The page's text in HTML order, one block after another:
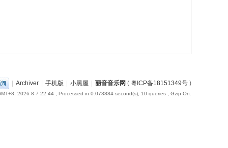
| Archiver | 手机版 | 小黑屋 | 丽音音乐网 ( 粤ICP备18151349号 )
2026-8-7 22:44 , Processed in 0.073884 second(s), 10 queries , Gzip On.